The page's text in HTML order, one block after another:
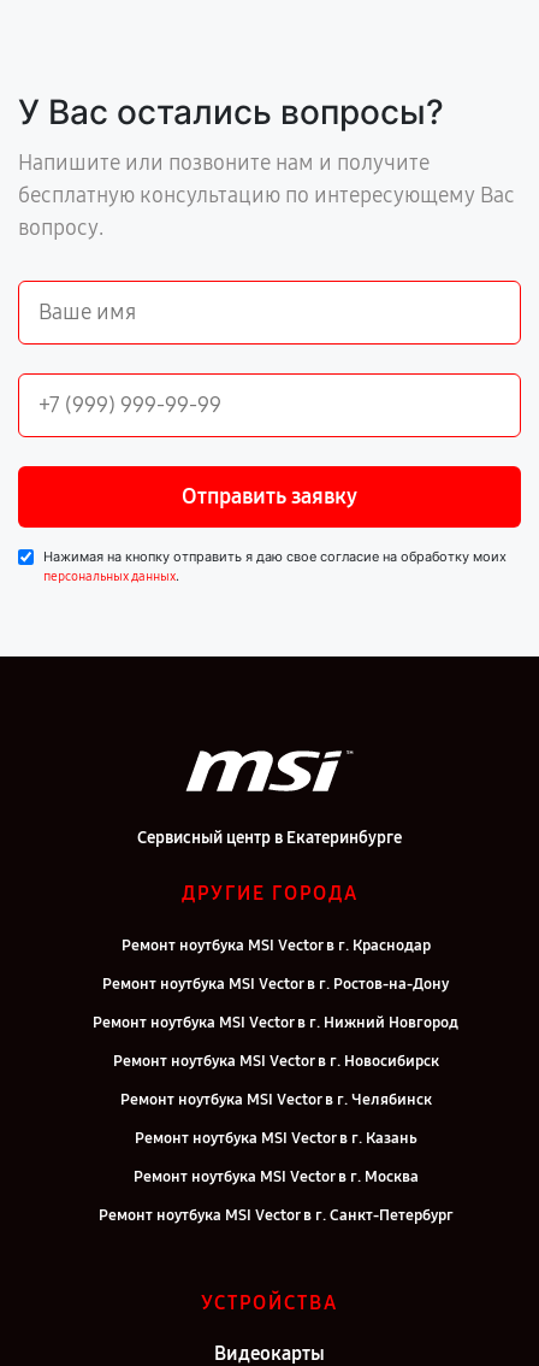
У Вас остались вопросы?
Напишите или позвоните нам и получите
бесплатную консультацию по интересующему Вас
вопросу.
Отправить заявку
Нажимая на кнопку отправить я даю свое согласие на обработку моих
персональных данных.
Сервисный центр в Екатеринбурге
ДРУГИЕ ГОРОДА
Ремонт ноутбука MSI Vector в г. Краснодар
Ремонт ноутбука MSI Vector в г. Ростов-на-Дону
Ремонт ноутбука MSI Vector в г. Нижний Новгород
Ремонт ноутбука MSI Vector в г. Новосибирск
Ремонт ноутбука MSI Vector в г. Челябинск
Ремонт ноутбука MSI Vector в г. Казань
Ремонт ноутбука MSI Vector в г. Москва
Ремонт ноутбука MSI Vector в г. Санкт-Петербург
УСТРОЙСТВА
Видеокарты